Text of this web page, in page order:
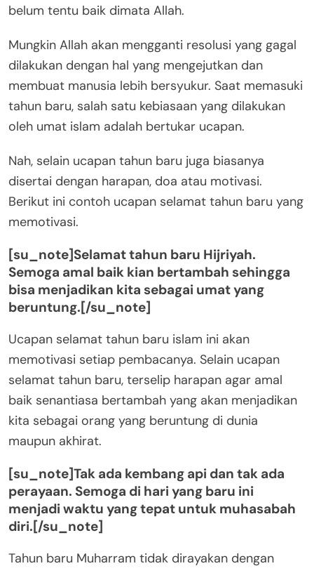
belum tentu baik dimata Allah.
Mungkin Allah akan mengganti resolusi yang gagal
dilakukan dengan hal yang mengejutkan dan
membuat manusia lebih bersyukur. Saat memasuki
tahun baru, salah satu kebiasaan yang dilakukan
oleh umat islam adalah bertukar ucapan.
Nah, selain ucapan tahun baru juga biasanya
disertai dengan harapan, doa atau motivasi.
Berikut ini contoh ucapan selamat tahun baru yang
memotivasi.
[su_note]Selamat tahun baru Hijriyah.
Semoga amal baik kian bertambah sehingga
bisa menjadikan kita sebagai umat yang
beruntung.[/su_note]
Ucapan selamat tahun baru islam ini akan
memotivasi setiap pembacanya. Selain ucapan
selamat tahun baru, terselip harapan agar amal
baik senantiasa bertambah yang akan menjadikan
kita sebagai orang yang beruntung di dunia
maupun akhirat.
[su_note]Tak ada kembang api dan tak ada
perayaan. Semoga di hari yang baru ini
menjadi waktu yang tepat untuk muhasabah
diri.[/su_note]
Tahun baru Muharram tidak dirayakan dengan